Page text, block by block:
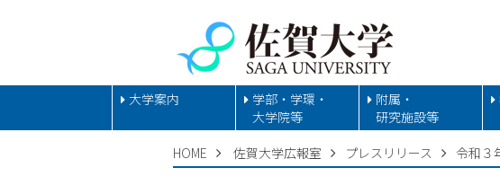
大学案内
学部・学環・
大学院等
附属・
研究施設等
HOME 佐賀大学広報室 プレスリリース 令和３